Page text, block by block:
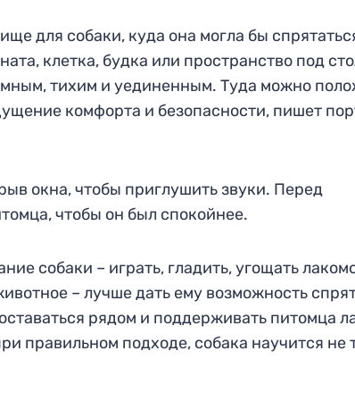
для собаки, куда она могла бы
клетка, будка или пространство под
тихим и уединенным. Туда можно
комфорта и безопасности, пишет
окна, чтобы приглушить звуки. Перед
чтобы он был спокойнее.
собаки – играть, гладить, угощать
– лучше дать ему возможность
рядом и поддерживать питомца
правильном подходе, собака научится не